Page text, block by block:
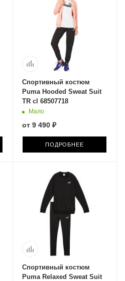
Спортивный костюм
Puma Hooded Sweat Suit
TR cl 68507718
Мало
от 9 490 ₽
ПОДРОБНЕЕ
Спортивный костюм
Puma Relaxed Sweat Suit